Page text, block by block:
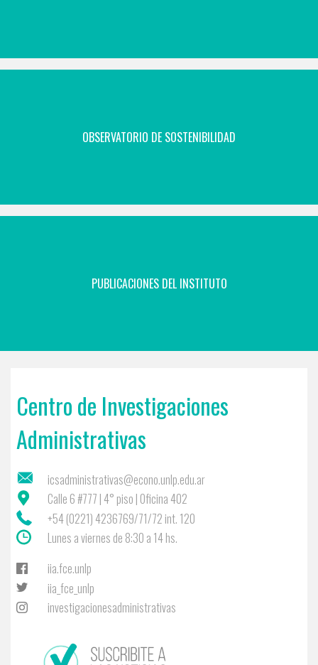
OBSERVATORIO DE SOSTENIBILIDAD
PUBLICACIONES DEL INSTITUTO
Centro de Investigaciones
Administrativas
icsadministrativas@econo.unlp.edu.ar
Calle 6 #777 | 4° piso | Oficina 402
+54 (0221) 4236769/71/72 int. 120
Lunes a viernes de 8:30 a 14 hs.
iia.fce.unlp
iia_fce_unlp
investigacionesadministrativas